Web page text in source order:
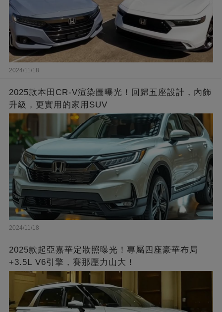
2024/11/18
2025款本田CR-V渲染圖曝光！回歸五座設計，內飾
升級，更實用的家用SUV
2024/11/18
2025款起亞嘉華定妝照曝光！專屬四座豪華布局
+3.5L V6引擎，賽那壓力山大！